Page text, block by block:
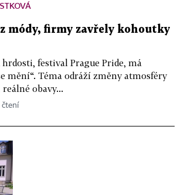
módy, firmy zavřely kohoutky
festival Prague Pride, má
mění“. Téma odráží změny atmosféry
obavy...
čtení